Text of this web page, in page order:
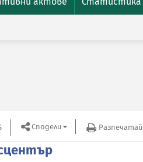
Сподели Разпечатай